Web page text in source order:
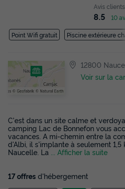
Avis clients
8.5 10
Point Wifi gratuit Piscine extérieure
12800
Voir sur la
C'est dans un site calme et
camping Lac de Bonnefon vous
vacances. A mi-chemin entre la
d'Albi, il s'implante à seulement
Naucelle. La
... Afficher la suite
17 offres d'hébergement